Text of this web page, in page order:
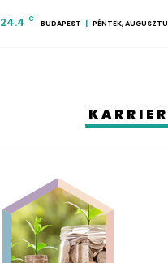
24.4 C BUDAPEST PÉNTEK,
KARRIER